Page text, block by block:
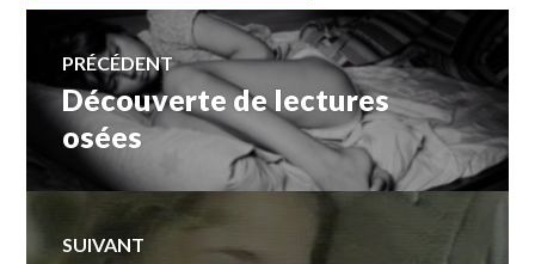
Navigation
de
l’article
PRÉCÉDENT
Article
précédent :
Découverte de lectures
osées
SUIVANT